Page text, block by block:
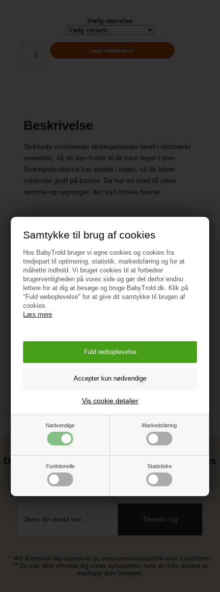
Samtykke til brug af cookies
Hos BabyTrold bruger vi egne cookies og cookies fra
tredjepart til optimering, statistik, markedsføring og for at
målrette indhold. Vi bruger cookies til at forbedrer
brugervenligheden på vores side og gør det derfor endnu
lettere for at dig at besøge og bruge BabyTrold.dk. Klik på
"Fuld weboplevelse" for at give dit samtykke til brugen af
cookies.
Læs mere
Nødvendige Markedsføring
Funktionelle Statistiske
Vis cookie detaljer
Vælg størrelse
Beskrivelse
Strikkede ensfarvede strømpebukser lavet i slidstærkt
materiale, så de kan holde til dit barn leger i dem.
Strømpebuskerne har elastik i taljen, så de bliver
siddende godt på barnet. De har en blød tå uden
sømme og sygninger, der kan irritere barnet.
Specifikationer
Materiale: 80% bomuld, 17% polyamid og 3%
elastan
Vaskes ved skånsomt ved 40°
Vejledning
Det kan blive endnu billigere at handle hos
Tilmeld dig vores nyhedsbrev og gå ikke glip af gode tilbud
* Ved at tilmelde dig accepterer du vores persondatapolitik vedr. nyhedsbrev
** Du kan altid afmelde dig vores nyhedsbrev, hvis du ikke ønsker at
modtage dem længere.